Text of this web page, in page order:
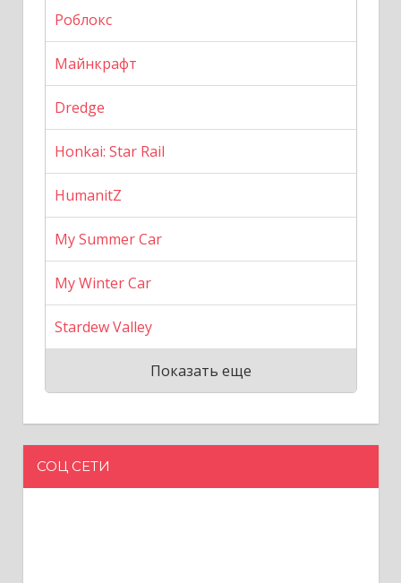
Роблокс
Майнкрафт
Dredge
Honkai: Star Rail
HumanitZ
My Summer Car
My Winter Car
Stardew Valley
Показать еще
СОЦ СЕТИ